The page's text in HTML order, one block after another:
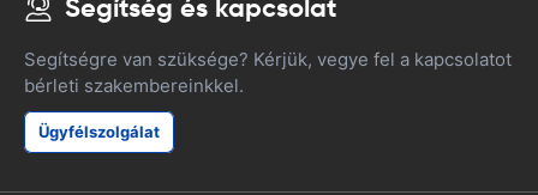
Segítség és kapcsolat
Segítségre van szüksége? Kérjük, vegye fel a kapcsolatot
bérleti szakembereinkkel.
Ügyfélszolgálat